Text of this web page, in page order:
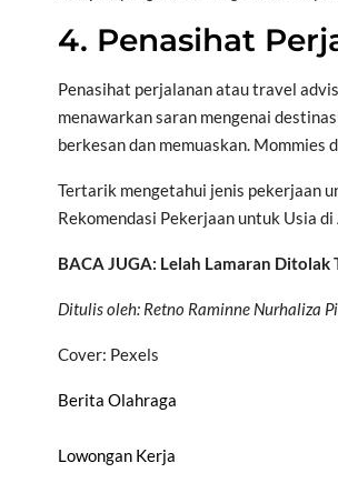
4. Penasihat
Penasihat perjalanan atau travel
menawarkan saran mengenai
berkesan dan memuaskan. Mommies
Tertarik mengetahui jenis pekerjaan
Rekomendasi Pekerjaan untuk Usia di
BACA JUGA: Lelah Lamaran Ditolak
Ditulis oleh: Retno Raminne Nurhaliza
Cover: Pexels
Berita Olahraga
Lowongan Kerja